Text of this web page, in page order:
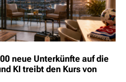
neue Unterkünfte auf die
KI treibt den Kurs von